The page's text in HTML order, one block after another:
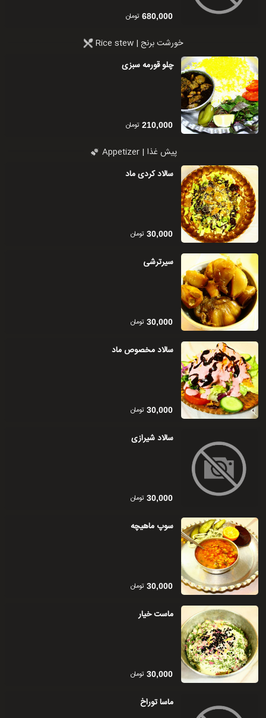
680,000 تومان
خورشت برنج | Rice stew
چلو قورمه سبزی
210,000 تومان
پیش غذا | Appetizer
سالاد کردی ماد
30,000 تومان
سیرترشی
30,000 تومان
سالاد مخصوص ماد
30,000 تومان
سالاد شیرازی
30,000 تومان
سوپ ماهیچه
30,000 تومان
ماست خیار
30,000 تومان
ماسا توراخ